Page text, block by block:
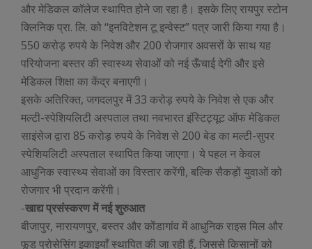
और मेडिकल कॉलेज स्थापित होने जा रहा है। इसके लिए रायपुर स्टोन
क्लिनिक प्रा. लि. को “इनविटेशन टू इन्वेस्ट” पत्र जारी किया गया है।
550 करोड़ रुपये के निवेश और 200 रोजगार अवसरों के साथ यह
परियोजना बस्तर की स्वास्थ्य सेवाओं को नई ऊँचाई देगी और इसे
मेडिकल शिक्षा का केंद्र बनाएगी।
इसके अतिरिक्त, जगदलपुर में 33 करोड़ रुपये के निवेश से एक और
मल्टी-स्पेशियलिटी अस्पताल तथा नवभारत इंस्टिट्यूट ऑफ मेडिकल
साइंसेज द्वारा 85 करोड़ रुपये के निवेश से 200 बेड का मल्टी-सुपर
स्पेशियलिटी अस्पताल स्थापित किया जाएगा। ये पहल न केवल
आधुनिक स्वास्थ्य सेवाओं का विस्तार करेंगी, बल्कि सैकड़ों युवाओं को
रोजगार भी प्रदान करेंगी।
-खाद्य प्रसंस्करण में नई शुरुआत
बीजापुर, नारायणपुर, बस्तर और कोंडागांव में आधुनिक राइस मिल और
फूड प्रोसेसिंग इकाइयाँ स्थापित की जा रही हैं, जिससे किसानों को